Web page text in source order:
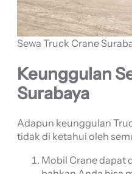
Sewa Truck Crane
Keunggulan
Surabaya
Adapun keunggulan
tidak di ketahui oleh
Mobil Crane dapat